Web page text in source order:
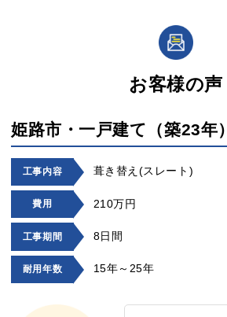
お客様の声
姫路市・一戸建て（築23年）
工事内容 葺き替え(スレート)
費用 210万円
工事期間 8日間
耐用年数 15年～25年